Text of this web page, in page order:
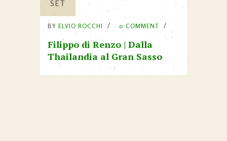
SET
BY ELVIO ROCCHI 0 COMMENT
Filippo di Renzo | Dalla
Thailandia al Gran Sasso